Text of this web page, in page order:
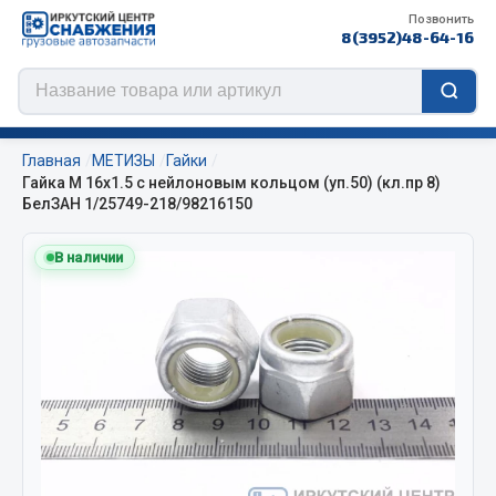
Позвонить
8(3952)48-64-16
Цепи противоскольжения
ЦЕПИ BOHU (Китай)
Изготовление цепей на колеса BOHU
Весь раздел
Главная МЕТИЗЫ
Гайки
Гайка М 16х1.5 с нейлоновым кольцом (уп.50) (кл.пр 8)
БелЗАН 1/25749-218/98216150
В наличии